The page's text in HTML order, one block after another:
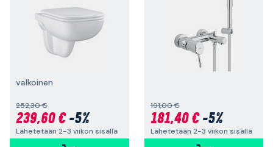
valkoinen
252,30 €
239,60 €-5%
Lähetetään 2-3 viikon sisällä
191,00 €
181,40 €-5%
Lähetetään 2-3 viikon sisällä